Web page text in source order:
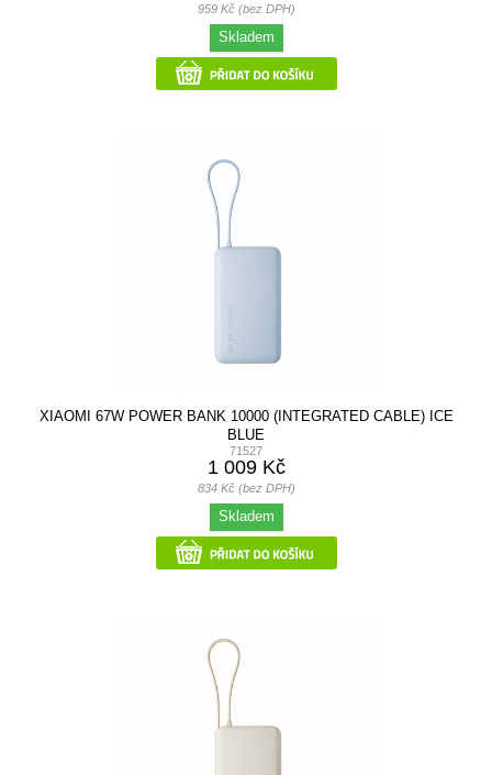
959 Kč (bez DPH)
Skladem
XIAOMI 67W POWER BANK 10000 (INTEGRATED CABLE) ICE
BLUE
71527
1 009 Kč
834 Kč (bez DPH)
Skladem